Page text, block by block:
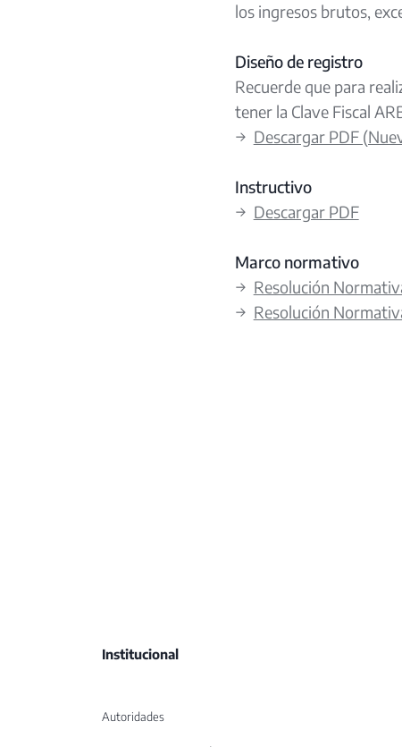
los ingresos brutos,
Diseño de registro
Recuerde que para
tener la Clave Fiscal
→ Descargar PDF
Instructivo
→ Descargar PDF
Marco normativo
→ Resolución
→ Resolución
Institucional
Autoridades